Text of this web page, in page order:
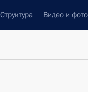
Структура Видео и фото